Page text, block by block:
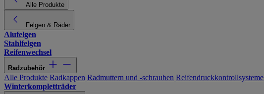
Alle Produkte
Felgen & Räder
Alufelgen
Stahlfelgen
Reifenwechsel
Radzubehör
Alle Produkte Radkappen Radmuttern und -schrauben Reifendruckkontrollsysteme
Winterkompletträder